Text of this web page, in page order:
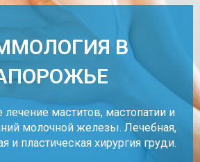
В
маститов, мастопатии и
молочной железы. Лечебная,
и пластическая хирургия груди.